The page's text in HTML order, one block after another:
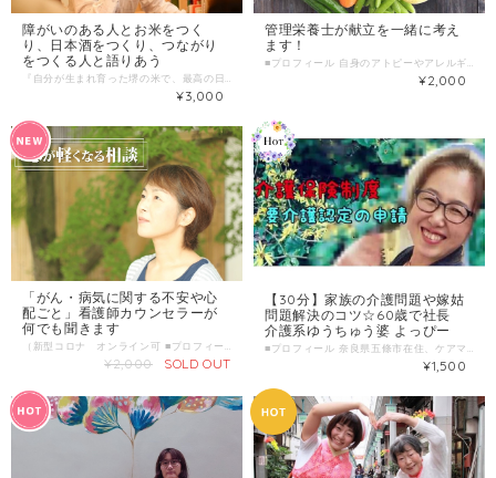
障がいのある人とお米をつく
り、日本酒をつくり、つながり
をつくる人と語りあう
『自分が生まれ育った堺の米で、最高の日本酒を作ってみたい』 ふとした想いから始まった日本酒造りの構想。 じっくり2年ほどあたためてきた日本酒づくりが2021年完成しました！ かつて酒米の名産地だった大阪府堺市・上神谷（にわだに）で、 障がいのあるメンバーと一緒に育てた無農薬の山田錦を使い、 堺市と縁の深い奈良・今井町の老舗の酒蔵で醸す特別純米酒。 お酒の名は、 「金の鳩（きんのはと）」 堺市は昔からお酒づくりの歴史がありましたが、 戦争で多くの酒蔵がなくなりました。 そんな堺市の日本酒「金の鳩」を復活させて、たくさんの人と飲み語りたいと思います。 ＊ページの売上は、次年度の日本酒造りに活用させていただきます。 ▼金の鳩プロジェクト（㈱ふくのこ） https://www.facebook.com/fukunoko2019 ■プロフィール 増田 靖（ますだやすし） https://www.facebook.com/profile.php?id=100004402304797 2000年、社会福祉法人コスモス入職。福祉事業所ネットワーク「ギャラリーみなみかぜ」や、わらび餅専門店「福蔵」の設立に携わる。2015年1月より堺市役所内に食堂・カフェ「森のキッチン」店長に就任。 森のキッチン https://soar-world.com/2016/11/17/morinokitchen/ 多様な人々が集う交流の場を作り地域づくりを中心に人の輪づくりを広げる。 2018年3月同法人退職、NPO法人ASUの会とNPO法人asoviva理事に就任。 福祉の枠を超えて、障がいのあるなしに関わらず、地域のつながりをつくるプロジェクトを実施中。 【わたしの複業】 ・株式会社ふくのこ 代表取締役 https://www.facebook.com/fukunoko2019 ・NPO法人asoviva 理事 フリースクール「asoviva」 https://asovivaviva.org/ ・NPO法人ASUの会 理事 ・シニア世代のサロン×障害福祉 「まちかどステーション ヤオヨロズヤ」管理者 https://yaoyorozu-ya.com/ ・71labo｜堺で『つくる』人を増やすための基地 クラウドファンディング成功で約150万円達成 https://camp-fire.jp/projects/view/275597 etc 【 提供できること 】 障がいのある人の仕事づくり、場づくり 日本酒づくり 地域コミュニティづくり 人生相談 あつく飲み語る 【 当日の流れ 】 提供時間 60分 ゆっくり語りましょう 【 提供方法 】 リアル or オンラインZOOM ■ 調整可能な曜日・時間帯 ご希望の候補日を３つ程度教えてください。 夜の方が空いています。 希望日の１週間前までにはご連絡ください。 （送信欄）＝＝＝＝＝＝＝＝＝＝＝＝ 第一希望：●月●日●曜日 ●時●分～●時●分 第二希望：●月●日●曜日 ●時●分～●時●分 第三希望：●月●日●曜日 ●時●分～●時●分 ＝＝＝＝＝＝＝＝＝＝＝＝＝＝＝＝＝ ■販売金額:3000円/回（税込） ■1回のサービス提供時間 60分くらい/回
¥3,000
管理栄養士が献立を一緒に考え
ます！
■プロフィール 自身のアトピーやアレルギーの体験から、食の大切さに気づき、 自分らしく生きる方法の発信や栄養指導、 食を中心に代謝できる身体づくりのお手伝いを行っています。 まだライフステージの浅いわたしではありますが、たくさんの方に支えられて様々な困難を乗り越えてきました。なんでも全力で相談に乗ります！！ また、食事はメンタルにも大きく影響しています。 毎日楽しく幸せに生きられるお手伝いができれば幸いです。 ■わたしの複業 資格⇒管理栄養士／栄養教諭／食卓改善アドバイザー ①管理栄養士歴３年 小中学校で栄養教諭 2年 食物アレルギー、アトピー歴 24年 幼少期は顔中血まみれでしたが、今はお肌すべすべです。涙 卵、牛乳、魚など様々なものにアレルギーがありました。 ②農業 ２年 もっと食について理解したいという思いから畑を初め、植物の生命力に感動しています。 １年目で採取した種が今年育ってとっても愛おしいです。 ③趣味：旅、キャンプ、森で寝ること 今はなかなか難しいですが、方面だけ決めて現地の方々と交流しながら進む「行き当たりばったり旅」が大好きです。 キャンプや森で寝る（ハンモック）ことは、私にとってヘルスケアのひとつでもあります。おすすめスポット教えます。 ■ 時間内に提供できること ・1週間分の献立を一緒に考える ・食卓をグレードアップさせる最初の一歩 ・忙しい毎日を送るあなたが、少しでも気持ちを楽に過ごす栄養学的コツ ・子どものアレルギーや偏食についての相談 ・家族それぞれの状況に合わせた栄養管理について ・自家菜園スタートの相談（団体や農法の紹介など） ■ こんな人におすすめ ・毎日のご飯作りに疲れている方 ・忙しい毎日で、心に余裕が欲しい方 ・子どもの食事に悩んでいる方 ・家族の栄養管理がしたいけど何から始めればよいか悩んでいる方 ・農業に興味がある方 ■当日の流れとスケジュール １．簡単に自己紹介 ２．相談内容をヒアリング ３．相談内容に合わせたお話 ４．時間が来たら終了 ■調整可能な曜日・時間帯 平日の１４時まで、土日祝 その他できる限り調整いたしますので、ご相談ください。 ＊ 当日のお申し込みはご遠慮ください。 7日前以上の余裕を持った日時で、ご希望日時を３つほどお知らせください。 （送信欄）＝＝＝＝＝＝＝＝＝＝＝＝ 第一希望：●月●日●曜日 ●時●分～●時●分 第二希望：●月●日●曜日 ●時●分～●時●分 第三希望：●月●日●曜日 ●時●分～●時●分 ＝＝＝＝＝＝＝＝＝＝＝＝＝＝＝＝＝ ・喫茶店などでお会いできればと思います。 ご都合のよい場所があればご指定いただいても構いません。 なければこちらで指定させていただきます。 （お茶代等は、ご自身の分のみご負担ください。） ■オンライン対応について ZOOMやLINE, Facebookメッセンジャー等対応可能です。 ■単発販売の場合 販売金額:2000円/回 サービス提供時間:60分/回 ■1回のサービス提供時間 1時間/回 ■販売に関する備考 ＊専門的な分野に掘り下げての説明になりますと、どうしても時間がかかります。 体系的に理解したい、学びたいという方は別途ご相談ください。あなたの知りたいことをテーマ別にまとめ、定期販売で数回に分けて行うことも可能です。
¥2,000
「がん・病気に関する不安や心
配ごと」看護師カウンセラーが
何でも聞きます
¥2,000 SOLD OUT
【30分】家族の介護問題や嫁姑
問題解決のコツ☆60歳で社長
介護系ゆうちゅう婆 よっぴー
¥1,500